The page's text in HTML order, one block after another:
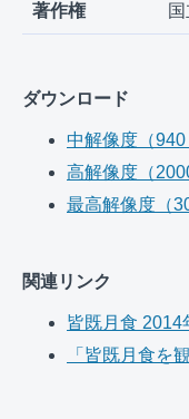
著作権
ダウンロード
中解像度（940
高解像度（
最高解像度（
関連リンク
皆既月食 2014
「皆既月食を